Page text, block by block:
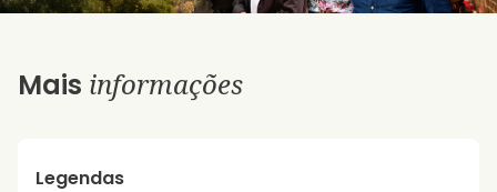
Mais informações
Legendas